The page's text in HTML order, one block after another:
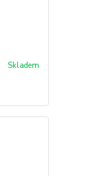
Skladem